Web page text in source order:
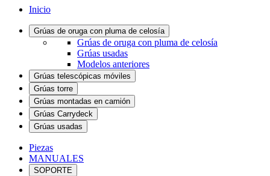
Inicio
Grúas de oruga con pluma de celosía
Grúas de oruga con pluma de celosía
Grúas usadas
Modelos anteriores
Grúas telescópicas móviles
Grúas torre
Grúas montadas en camión
Grúas Carrydeck
Grúas usadas
Piezas
MANUALES
SOPORTE